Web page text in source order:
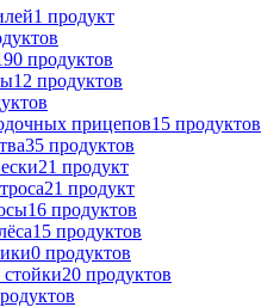
1 продукт
продуктов
12 продуктов
прицепов15 продуктов
35 продуктов
21 продукт
21 продукт
16 продуктов
15 продуктов
0 продуктов
20 продуктов